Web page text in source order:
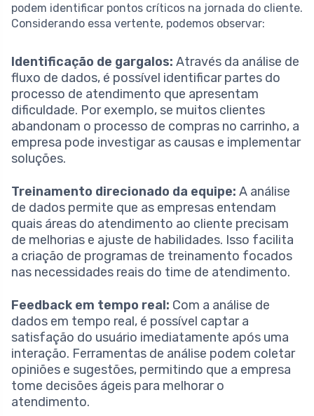
podem identificar pontos críticos na jornada do cliente.
Considerando essa vertente, podemos observar:
Identificação de gargalos: Através da análise de
fluxo de dados, é possível identificar partes do
processo de atendimento que apresentam
dificuldade. Por exemplo, se muitos clientes
abandonam o processo de compras no carrinho, a
empresa pode investigar as causas e implementar
soluções.
Treinamento direcionado da equipe: A análise
de dados permite que as empresas entendam
quais áreas do atendimento ao cliente precisam
de melhorias e ajuste de habilidades. Isso facilita
a criação de programas de treinamento focados
nas necessidades reais do time de atendimento.
Feedback em tempo real: Com a análise de
dados em tempo real, é possível captar a
satisfação do usuário imediatamente após uma
interação. Ferramentas de análise podem coletar
opiniões e sugestões, permitindo que a empresa
tome decisões ágeis para melhorar o
atendimento.